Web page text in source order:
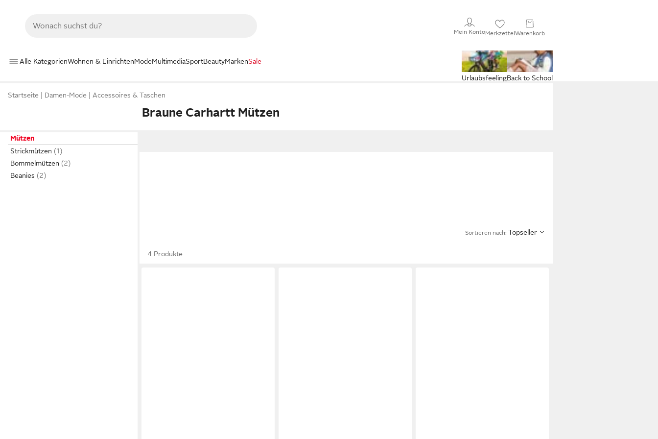
Mein KontoMerkzettelWarenkorb
Alle KategorienWohnen & EinrichtenModeMultimediaSportBeautyMarkenSale
Back to School
Urlaubsfeeling
Startseite Damen-Mode Accessoires & Taschen
Braune Carhartt Mützen
Mützen
Strickmützen
Bommelmützen
Beanies
Sortieren nach: Topseller
4 Produkte